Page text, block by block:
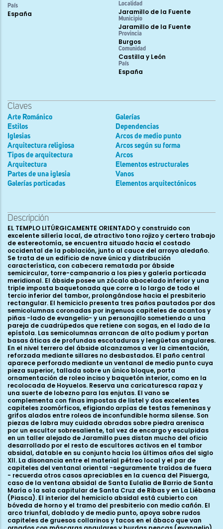
País
España
Localidad
Jaramillo de la Fuente
Municipio
Jaramillo de la Fuente
Provincia
Burgos
Comunidad
Castilla y León
País
España
Claves
Arte Románico
Estilos
Iglesias
Arquitectura religiosa
Tipos de arquitectura
Arquitectura
Partes de una iglesia
Galerías porticadas
Galerías
Dependencias
Arcos de medio punto
Arcos según su forma
Arcos
Elementos estructurales
Vanos
Elementos arquitectónicos
Descripción
EL TEMPLO LITÚRGICAMENTE ORIENTADO y construido con
excelente sillería local, de atractivo tono rojizo y certero trabajo
de estereotomía, se encuentra situado hacia el costado
occidental de la población, junto al cauce del arroyo aledaño.
Se trata de un edificio de nave única y distribución
característica, con cabecera rematada por ábside
semicircular, torre-campanario a los pies y galería porticada
meridional. El ábside posee un zócalo abocelado inferior y una
triple imposta baquetonada que corre a lo largo de todo el
tercio inferior del tambor, prolongándose hacia el presbiterio
rectangular. El hemiciclo presenta tres paños pautados por dos
semicolumnas coronadas por ingenuos capiteles de acantos y
piñas -lado de evangelio- y un personajillo sometiendo a una
pareja de cuadrúpedos que retiene con sogas, en el lado de la
epístola. Las semicolumnas arrancan de alto podium y portan
basas áticas de profundas escotaduras y lengüetas angulares.
En el nivel terrero del ábside alcanzamos a ver la cimentación,
reforzada mediante sillares no desbastados. El paño central
aparece perforado mediante un ventanal de medio punto cuya
pieza superior, tallada sobre un único bloque, porta
ornamentación de roleo inciso y baquetón interior, como en la
recolocada de Hoyuelos. Reserva una caricaturesca rapaz y
una suerte de lobezno para las enjutas. El vano se
complementa con finas impostas de listel y dos excelentes
capiteles zoomórficos, efigiando arpías de testas femeninas y
grifos alados entre roleos de inconfundible horma silense. Son
piezas de labra muy cuidada obradas sobre piedra arenisca
por un escultor sobresaliente, tal vez de encargo y esculpidas
en un taller alejado de Jaramillo pues distan mucho del oficio
desarrollado por el resto de escultores activos en el tambor
absidal, datable en su conjunto hacia los últimos años del siglo
XII. La disonancia entre el material pétreo local y el par de
capiteles del ventanal oriental -seguramente traídos de fuera
- recuerda otros casos apreciables en la cuenca del Pisuerga,
caso de la ventana absidal de Santa Eulalia de Barrio de Santa
María o la sala capitular de Santa Cruz de Ribas y en La Liébana
(Piasca). El interior del hemiciclo absidal está cubierto con
bóveda de horno y el tramo del presbiterio con medio cañón. El
arco triunfal, doblado y de medio punto, apoya sobre rudos
capiteles de gruesos collarinos y tacos en el ábaco que van